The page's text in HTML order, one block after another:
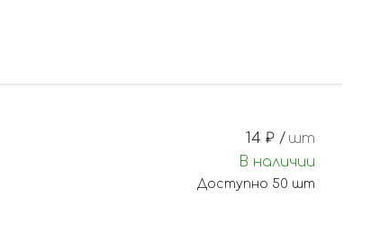
14 ₽ / шт
В наличии
Доступно 50 шт